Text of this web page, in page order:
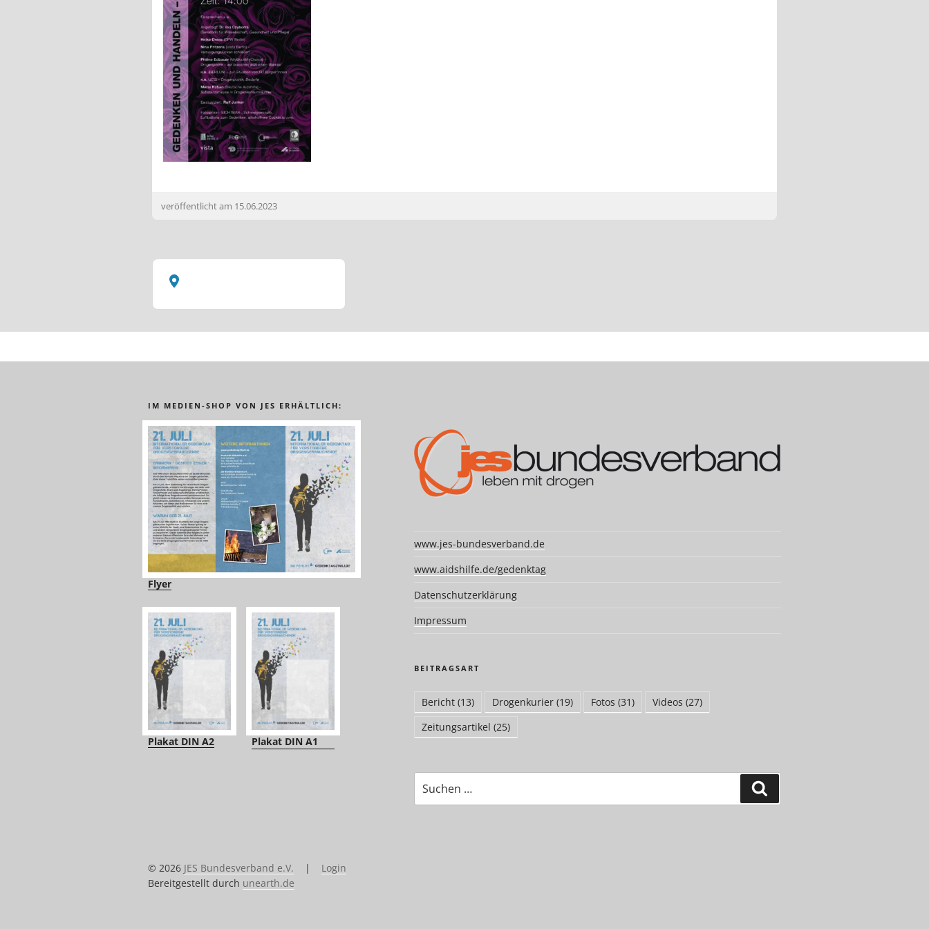
veröffentlicht am 15.06.2023
IM MEDIEN-SHOP VON JES ERHÄLTLICH:
Flyer
Plakat DIN A2 Plakat DIN A1
www.jes-bundesverband.de
www.aidshilfe.de/gedenktag
Datenschutzerklärung
Impressum
BEITRAGSART
Bericht(13) Drogenkurier(19) Fotos (31) Videos (27)
Zeitungsartikel (25)
nach:
© 2026 JES Bundesverband e.V. | Login
Bereitgestellt durch unearth.de